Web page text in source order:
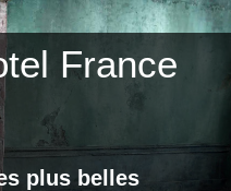
France
plus belles